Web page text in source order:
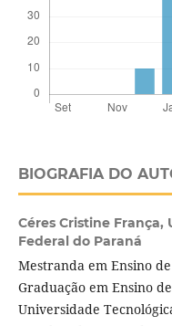
BIOGRAFIA DO
Céres Cristine França,
Federal do Paraná
Mestranda em Ensino
Graduação em Ensino
Universidade